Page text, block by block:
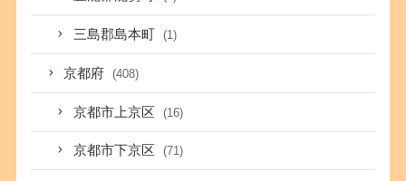
三島郡島本町 (1)
京都府 (408)
京都市上京区 (16)
京都市下京区 (71)